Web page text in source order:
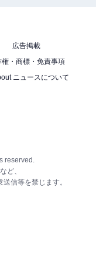
広告掲載
権・商標・免責事項
ニュースについて
reserved.
ど、
信等を禁じます。